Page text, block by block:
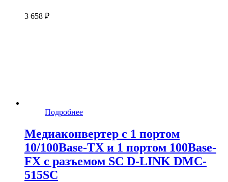
3 658 ₽
Подробнее
Медиаконвертер с 1 портом
10/100Base-TX и 1 портом 100Base-
FX с разъемом SC D-LINK DMC-
515SC